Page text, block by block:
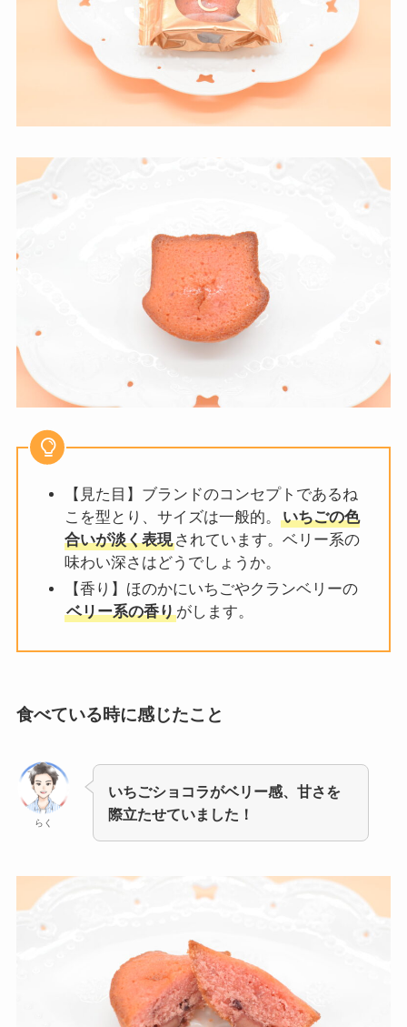
【見た目】ブランドのコンセプトであるね
こを型とり、サイズは一般的。
いちごの色
合いが淡く表現されています。ベリー系の
味わい深さはどうでしょうか。
【香り】ほのかにいちごやクランベリーの
ベリー系の香りがします。
食べている時に感じたこと
らく
いちごショコラがベリー感、甘さを
際立たせていました！